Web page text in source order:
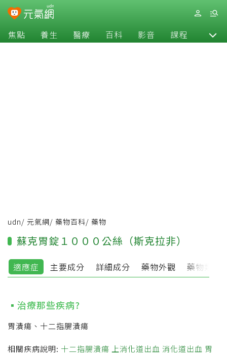
焦點 養生 醫療 百科 影音 課程 退休
udn/ 元氣網/ 藥物百科/ 藥物
蘇克胃錠１０００公絲（斯克拉非）
適應症 主要成分 詳細成分 藥物外觀 藥物類別
治療那些疾病?
胃潰瘍、十二指腸潰瘍
相關疾病說明: 十二指腸潰瘍 上消化道出血 消化道出血 胃